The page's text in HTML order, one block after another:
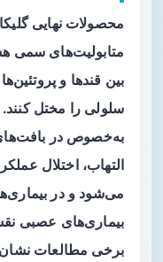
محصولات نهایی
متابولیت‌های سمی
بین قندها و
به‌خصوص در بافت‌های
التهاب، اختلال
می‌شود و در
بیماری‌های عصبی